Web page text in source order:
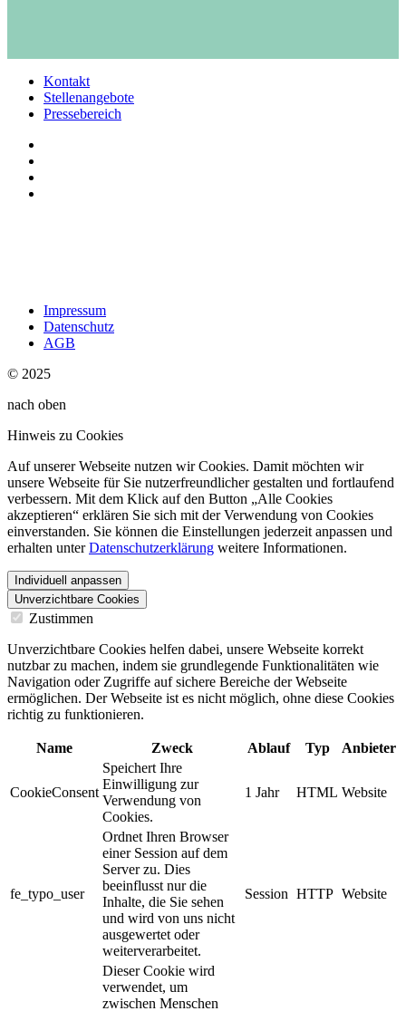
Kontakt
Stellenangebote
Pressebereich
Impressum
Datenschutz
AGB
© 2025
nach oben
Hinweis zu Cookies
Auf unserer Webseite nutzen wir Cookies. Damit möchten wir
unsere Webseite für Sie nutzerfreundlicher gestalten und fortlaufend
verbessern. Mit dem Klick auf den Button „Alle Cookies
akzeptieren“ erklären Sie sich mit der Verwendung von Cookies
einverstanden. Sie können die Einstellungen jederzeit anpassen und
erhalten unterDatenschutzerklärung weitere Informationen.
Individuell anpassen
Unverzichtbare Cookies
Zustimmen
Unverzichtbare Cookies helfen dabei, unsere Webseite korrekt
nutzbar zu machen, indem sie grundlegende Funktionalitäten wie
Navigation oder Zugriffe auf sichere Bereiche der Webseite
ermöglichen. Der Webseite ist es nicht möglich, ohne diese Cookies
richtig zu funktionieren.
Name Zweck Ablauf Typ Anbieter
CookieConsent
Speichert Ihre
Einwilligung zur
Verwendung von
Cookies.
1 Jahr HTML Website
fe_typo_user
Ordnet Ihren Browser
einer Session auf dem
Server zu. Dies
beeinflusst nur die
Inhalte, die Sie sehen
und wird von uns nicht
ausgewertet oder
weiterverarbeitet.
Session HTTP Website
Dieser Cookie wird
verwendet, um
zwischen Menschen